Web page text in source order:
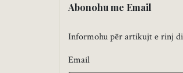
Abonohu me Email
Informohu për artikujt e rinj
Email